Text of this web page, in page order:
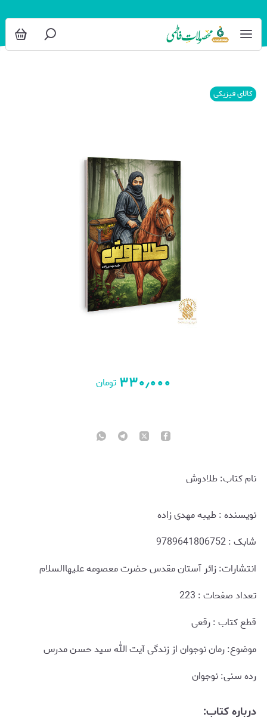
کالای فیزیکی
۳۳۰٫۰۰۰ تومان
نام کتاب: طلادوش
نويسنده : طیبه مهدی زاده
شابک : 9789641806752
انتشارات: زائر آستان مقدس حضرت معصومه علیهاالسلام
تعداد صفحات : 223
قطع کتاب : رقعی
موضوع: رمان نوجوان از زندگی آیت الله سید حسن مدرس
رده سنی: نوجوان
درباره کتاب: